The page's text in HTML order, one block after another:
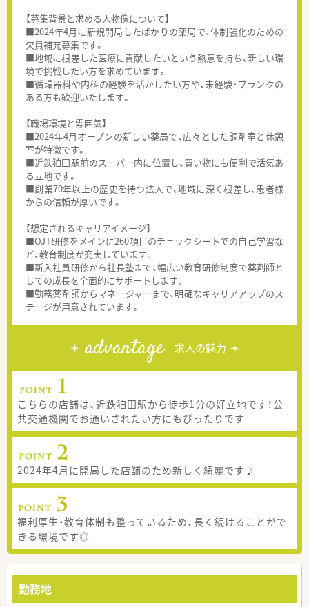
【募集背景と求める人物像について】
■2024年4月に新規開局したばかりの薬局で、体制強化のための
欠員補充募集です。
■地域に根差した医療に貢献したいという熱意を持ち、新しい環
境で挑戦したい方を求めています。
■循環器科や内科の経験を活かしたい方や、未経験・ブランクの
ある方も歓迎いたします。
【職場環境と雰囲気】
■2024年4月オープンの新しい薬局で、広々とした調剤室と休憩
室が特徴です。
■近鉄狛田駅前のスーパー内に位置し、買い物にも便利で活気あ
る立地です。
■創業70年以上の歴史を持つ法人で、地域に深く根差し、患者様
からの信頼が厚いです。
【想定されるキャリアイメージ】
■OJT研修をメインに260項目のチェックシートでの自己学習な
ど、教育制度が充実しています。
■新入社員研修から社長塾まで、幅広い教育研修制度で薬剤師と
しての成長を全面的にサポートします。
■勤務薬剤師からマネージャーまで、明確なキャリアアップのス
テージが用意されています。
advantage 求人の魅力
こちらの店舗は、近鉄狛田駅から徒歩1分の好立地です！公
共交通機関でお通いされたい方にもぴったりです
2024年4月に開局した店舗のため新しく綺麗です♪
福利厚生・教育体制も整っているため、長く続けることがで
きる環境です◎
勤務地